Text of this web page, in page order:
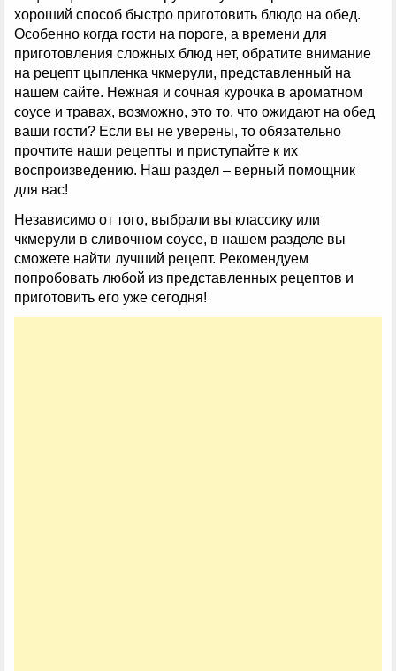
хороший способ быстро приготовить блюдо на обед.
Особенно когда гости на пороге, а времени для
приготовления сложных блюд нет, обратите внимание
на рецепт цыпленка чкмерули, представленный на
нашем сайте. Нежная и сочная курочка в ароматном
соусе и травах, возможно, это то, что ожидают на обед
ваши гости? Если вы не уверены, то обязательно
прочтите наши рецепты и приступайте к их
воспроизведению. Наш раздел – верный помощник
для вас!
Независимо от того, выбрали вы классику или
чкмерули в сливочном соусе, в нашем разделе вы
сможете найти лучший рецепт. Рекомендуем
попробовать любой из представленных рецептов и
приготовить его уже сегодня!